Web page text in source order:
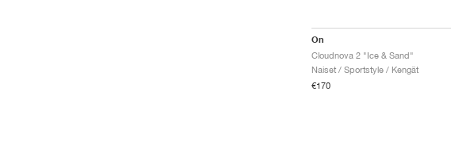
On
Cloudnova 2 "Ice & Sand"
Naiset / Sportstyle / Kengät
€170